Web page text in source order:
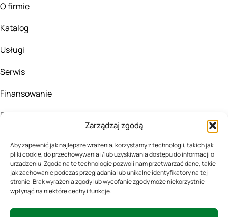
Zarządzaj zgodą
Aby zapewnić jak najlepsze wrażenia, korzystamy z technologii, takich jak
pliki cookie, do przechowywania i/lub uzyskiwania dostępu do informacji o
urządzeniu. Zgoda na te technologie pozwoli nam przetwarzać dane, takie
jak zachowanie podczas przeglądania lub unikalne identyfikatory na tej
stronie. Brak wyrażenia zgody lub wycofanie zgody może niekorzystnie
wpłynąć na niektóre cechy i funkcje.
O firmie
Katalog
Usługi
Serwis
Finansowanie
Blog
KONTAKT
505167324
biuro@agro-fala.pl